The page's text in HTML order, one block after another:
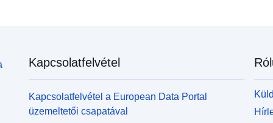
Kapcsolatfelvétel
Kapcsolatfelvétel a European Data Portal
üzemeltetői csapatával